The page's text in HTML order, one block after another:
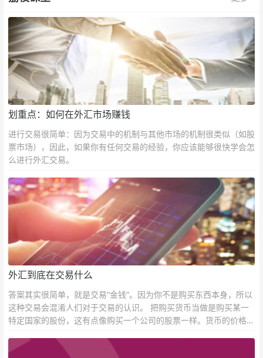
划重点：如何在外汇市场赚钱
进行交易很简单：因为交易中的机制与其他市场的机制很类似（如股
票市场），因此，如果你有任何交易的经验，你应该能够很快学会怎
么进行外汇交易。
外汇到底在交易什么
答案其实很简单，就是交易“金钱”。因为你不是购买东西本身，所以
这种交易会混淆人们对于交易的认识。 把购买货币当做是购买某一
特定国家的股份，这有点像购买一个公司的股票一样。货币的价格直